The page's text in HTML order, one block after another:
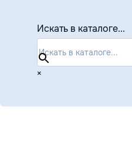
Искать в каталоге...
×